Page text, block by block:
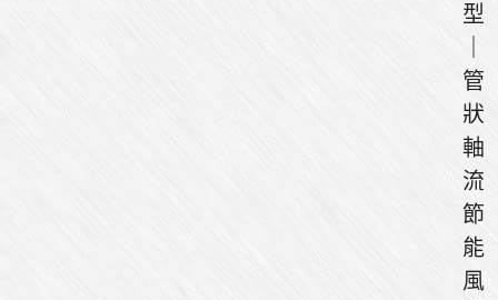
型
管
狀
軸
流
節
能
風